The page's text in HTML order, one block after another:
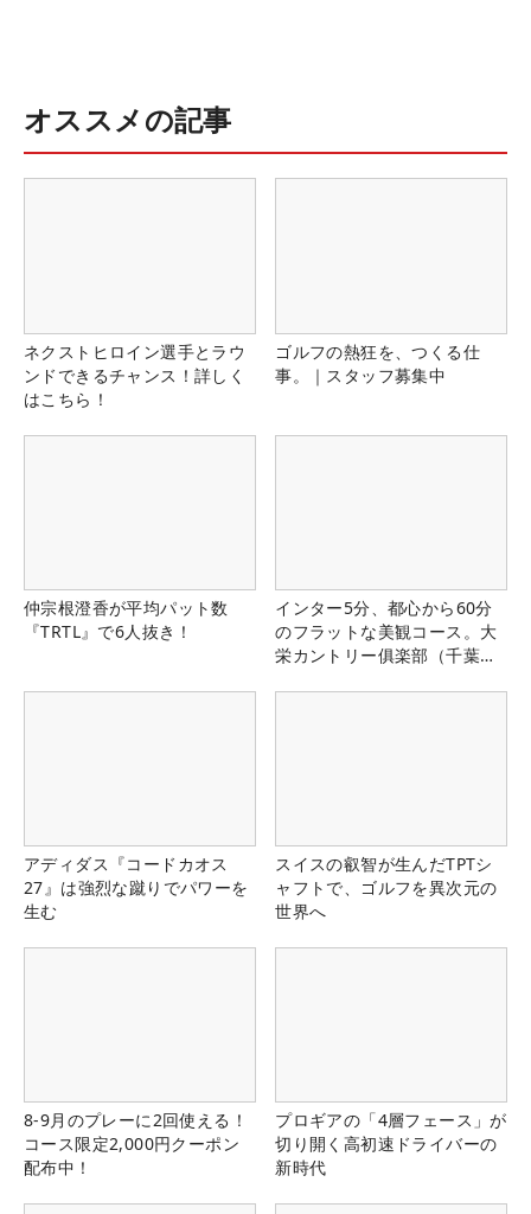
オススメの記事
ネクストヒロイン選手とラウ
ンドできるチャンス！詳しく
はこちら！
ゴルフの熱狂を、つくる仕
事。｜スタッフ募集中
仲宗根澄香が平均パット数
『TRTL』で6人抜き！
インター5分、都心から60分
のフラットな美観コース。大
栄カントリー俱楽部（千葉
アディダス『コードカオス
27』は強烈な蹴りでパワーを
生む
スイスの叡智が生んだTPTシ
ャフトで、ゴルフを異次元の
世界へ
8-9月のプレーに2回使える！
コース限定2,000円クーポン
配布中！
プロギアの「4層フェース」が
切り開く高初速ドライバーの
新時代